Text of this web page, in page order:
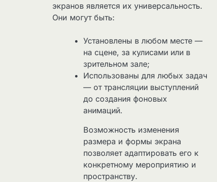
экранов является их универсальность.
Они могут быть:
Установлены в любом месте —
на сцене, за кулисами или в
зрительном зале;
Использованы для любых задач
— от трансляции выступлений
до создания фоновых
анимаций.
Возможность изменения
размера и формы экрана
позволяет адаптировать его к
конкретному мероприятию и
пространству.